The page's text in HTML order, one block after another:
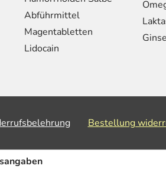
Abführmittel
Magentabletten
Lidocain
Bestellung